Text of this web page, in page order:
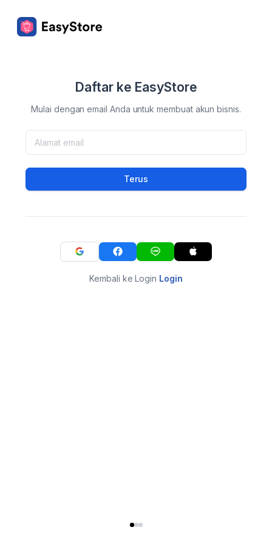
Daftar ke EasyStore
Mulai dengan email Anda untuk membuat akun bisnis.
Terus
Kembali ke Login Login